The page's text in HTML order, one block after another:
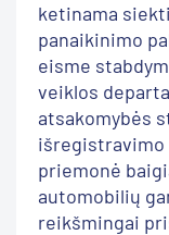
ketinama
panaikinimo
eisme
veiklos
atsakomybės
priemonė
automobilių
reikšmingai